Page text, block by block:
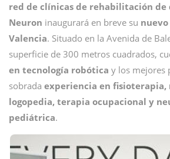
red de clínicas de rehabilitación de
Neuron inaugurará en breve su
Valencia. Situado en la Avenida de
superficie de 300 metros cuadrados,
en tecnología robótica y los mejores
sobrada experiencia en fisioterapia,
logopedia, terapia ocupacional y
pediátrica.